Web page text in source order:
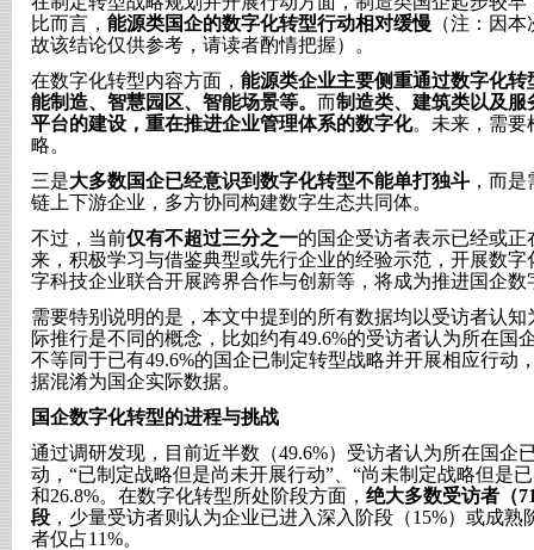
比而言， 能源类国企的数字化转型行动相对缓慢 （注：因
故该结论仅供参考，请读者酌情把握）。
在数字化转型内容方面， 能源类企业主要侧重通过数字化
能制造、智慧园区、智能场景等。 而制造类、建筑类以及
平台的建设，重在推进企业管理体系的数字化。未来，需要
略。
三是大多数国企已经意识到数字化转型不能单打独斗 ，而
链上下游企业，多方协同构建数字生态共同体。
不过，当前仅有不超过三分之一的国企受访者表示已经或
来，积极学习与借鉴典型或先行企业的经验示范，开展数
字科技企业联合开展跨界合作与创新等，将成为推进国企
需要特别说明的是，本文中提到的所有数据均以受访者认
际推行是不同的概念，比如约有49.6%的受访者认为所在国
不等同于已有49.6%的国企已制定转型战略并开展相应行动
据混淆为国企实际数据。
国企数字化转型的进程与挑战
通过调研发现，目前近半数（49.6%）受访者认为所在国企
动，“已制定战略但是尚未开展行动”、“尚未制定战略但是
和26.8%。在数字化转型所处阶段方面， 绝大多数受访者（
段 ，少量受访者则认为企业已进入深入阶段（15%）或成
者仅占11%。